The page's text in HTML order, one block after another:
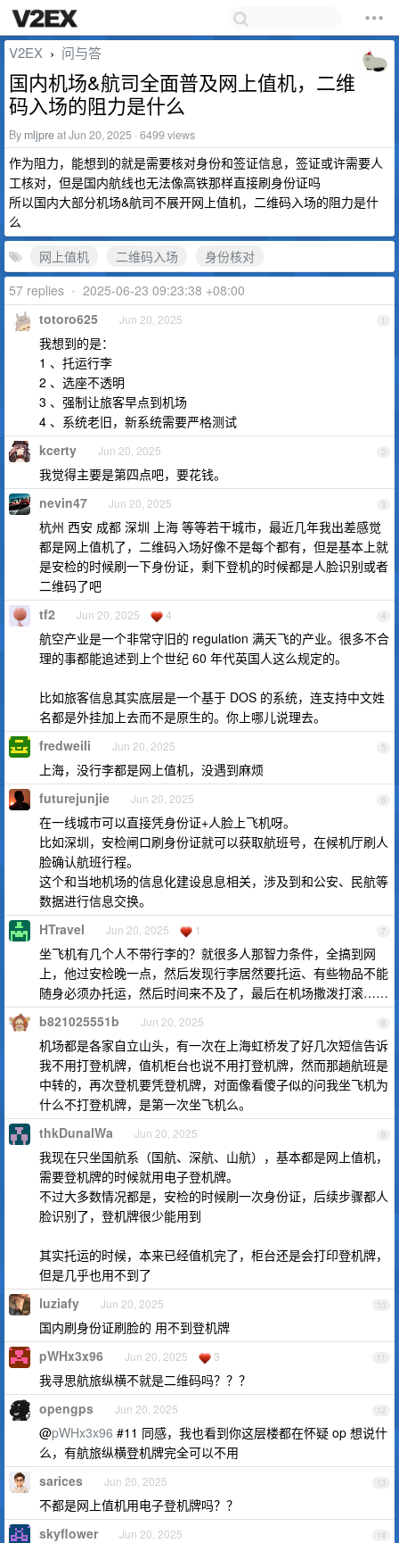
V2EX › 问与答
国内机场&航司全面普及网上值机，二维
码入场的阻力是什么
By mljpreat Jun 20, 2025 · 6499 views
作为阻力，能想到的就是需要核对身份和签证信息，签证或许需要人
工核对，但是国内航线也无法像高铁那样直接刷身份证吗
所以国内大部分机场&航司不展开网上值机，二维码入场的阻力是什
么
网上值机
二维码入场
身份核对
57 replies • 2025-06-23 09:23:38 +08:00
1
totoro625 Jun 20, 2025
我想到的是：
1 、托运行李
2 、选座不透明
3 、强制让旅客早点到机场
4 、系统老旧，新系统需要严格测试
2
kcerty Jun 20, 2025
我觉得主要是第四点吧，要花钱。
3
nevin47 Jun 20, 2025
杭州 西安 成都 深圳 上海 等等若干城市，最近几年我出差感觉
都是网上值机了，二维码入场好像不是每个都有，但是基本上就
是安检的时候刷一下身份证，剩下登机的时候都是人脸识别或者
二维码了吧
4
tf2 Jun 20, 2025 4
航空产业是一个非常守旧的 regulation 满天飞的产业。很多不合
理的事都能追述到上个世纪 60 年代英国人这么规定的。
比如旅客信息其实底层是一个基于 DOS 的系统，连支持中文姓
名都是外挂加上去而不是原生的。你上哪儿说理去。
5
fredweili Jun 20, 2025
上海，没行李都是网上值机，没遇到麻烦
6
futurejunjie Jun 20, 2025
在一线城市可以直接凭身份证+人脸上飞机呀。
比如深圳，安检闸口刷身份证就可以获取航班号，在候机厅刷人
脸确认航班行程。
这个和当地机场的信息化建设息息相关，涉及到和公安、民航等
数据进行信息交换。
7
HTravel Jun 20, 2025 1
坐飞机有几个人不带行李的？就很多人那智力条件，全搞到网
上，他过安检晚一点，然后发现行李居然要托运、有些物品不能
随身必须办托运，然后时间来不及了，最后在机场撒泼打滚……
8
b821025551b Jun 20, 2025
机场都是各家自立山头，有一次在上海虹桥发了好几次短信告诉
我不用打登机牌，值机柜台也说不用打登机牌，然而那趟航班是
中转的，再次登机要凭登机牌，对面像看傻子似的问我坐飞机为
什么不打登机牌，是第一次坐飞机么。
9
thkDunalWa Jun 20, 2025
我现在只坐国航系（国航、深航、山航），基本都是网上值机，
需要登机牌的时候就用电子登机牌。
不过大多数情况都是，安检的时候刷一次身份证，后续步骤都人
脸识别了，登机牌很少能用到
其实托运的时候，本来已经值机完了，柜台还是会打印登机牌，
但是几乎也用不到了
10
luziafy Jun 20, 2025
国内刷身份证刷脸的 用不到登机牌
11
pWHx3x96 Jun 20, 2025 3
我寻思航旅纵横不就是二维码吗？？？
12
opengps Jun 20, 2025
@pWHx3x96 #11 同感，我也看到你这层楼都在怀疑 op 想说什
么，有航旅纵横登机牌完全可以不用
13
sarices Jun 20, 2025
不都是网上值机用电子登机牌吗？？
14
skyflower Jun 20, 2025